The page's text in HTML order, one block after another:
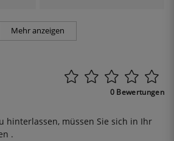
Mehr anzeigen
0 Bewertungen
hinterlassen, müssen Sie sich in Ihr
.